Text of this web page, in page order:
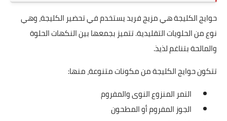
حوايج الكليجة هي مزيج فريد يستخدم في تحضير الكليجة، وهي
نوع من الحلويات التقليدية. تتميز بجمعها بين النكهات الحلوة
والمالحة بتناغم لذيذ.
تتكون حوايج الكليجة من مكونات متنوعة، منها:
التمر المنزوع النوى والمفروم
الجوز المفروم أو المطحون